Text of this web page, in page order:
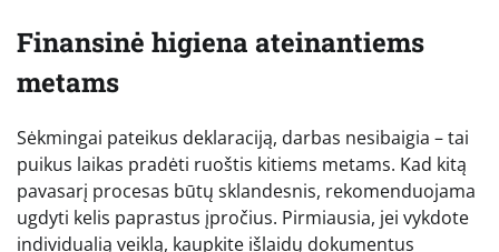
Finansinė higiena ateinantiems
metams
Sėkmingai pateikus deklaraciją, darbas nesibaigia – tai
puikus laikas pradėti ruoštis kitiems metams. Kad kitą
pavasarį procesas būtų sklandesnis, rekomenduojama
ugdyti kelis paprastus įpročius. Pirmiausia, jei vykdote
individualią veiklą, kaupkite išlaidų dokumentus